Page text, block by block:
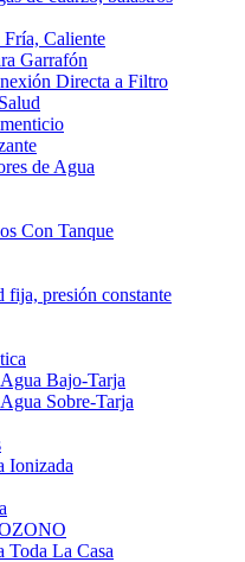
Fría, Caliente
Garrafón
Directa a Filtro
de Agua
Con Tanque
fija, presión constante
Bajo-Tarja
Sobre-Tarja
Ionizada
Toda La Casa